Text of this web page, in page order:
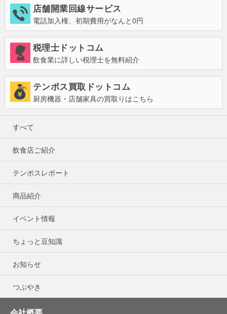
店舗開業回線サービス
電話加入権、初期費用がなんと0円
税理士ドットコム
飲食業に詳しい税理士を無料紹介
テンポス買取ドットコム
厨房機器・店舗家具の買取りはこちら
すべて
飲食店ご紹介
テンポスレポート
商品紹介
イベント情報
ちょっと豆知識
お知らせ
つぶやき